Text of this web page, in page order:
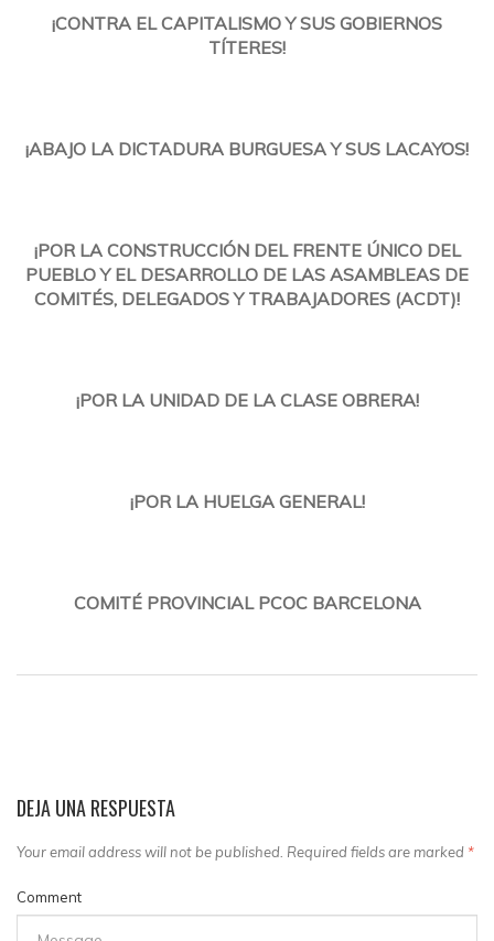
¡CONTRA EL CAPITALISMO Y SUS GOBIERNOS
TÍTERES!
¡ABAJO LA DICTADURA BURGUESA Y SUS LACAYOS!
¡POR LA CONSTRUCCIÓN DEL FRENTE ÚNICO DEL
PUEBLO Y EL DESARROLLO DE LAS ASAMBLEAS DE
COMITÉS, DELEGADOS Y TRABAJADORES (ACDT)!
¡POR LA UNIDAD DE LA CLASE OBRERA!
¡POR LA HUELGA GENERAL!
COMITÉ PROVINCIAL PCOC BARCELONA
DEJA UNA RESPUESTA
Your email address will not be published. Required fields are marked *
Comment